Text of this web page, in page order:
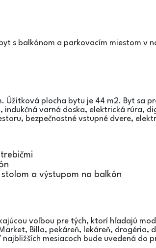
s balkónom a parkovacím miestom v
Úžitková plocha bytu je 44 m2. Byt sa
varná doska, elektrická rúra,
bezpečnostné vstupné dvere,
a výstupom na balkón
voľbou pre tých, ktorí hľadajú
Billa, pekáreň, lekáreň, drogéria,
mesiacoch bude uvedená do